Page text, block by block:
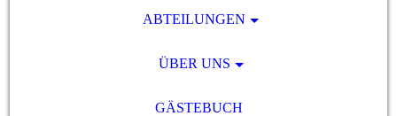
ABTEILUNGEN
ÜBER UNS
GÄSTEBUCH